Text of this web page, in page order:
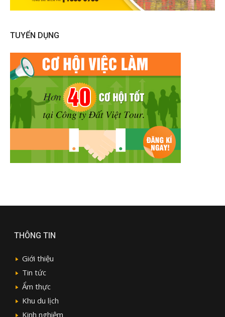
TUYỂN DỤNG
THÔNG TIN
Giới thiệu
Tin tức
Ẩm thực
Khu du lịch
Kinh nghiệm